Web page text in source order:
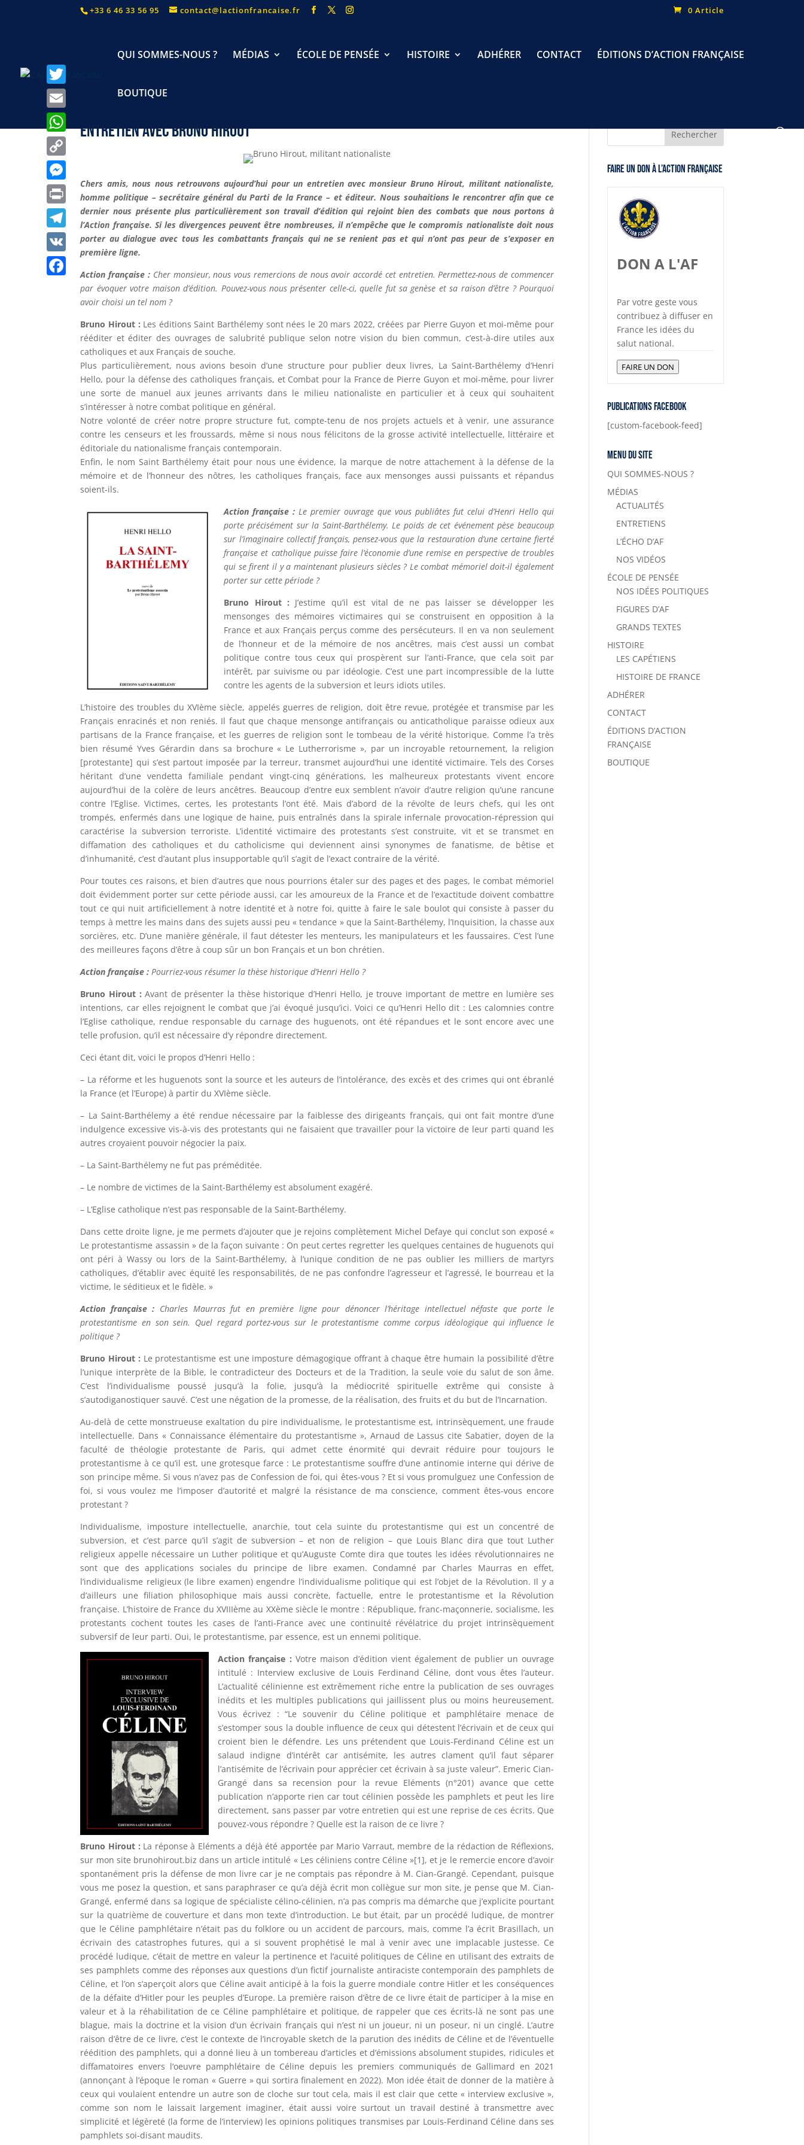
+33 6 46 33 56 95 contact@lactionfrancaise.fr 0 Article
QUI SOMMES-NOUS ? MÉDIAS ÉCOLE DE PENSÉE HISTOIRE ADHÉRER CONTACT ÉDITIONS D’ACTION FRANÇAISE
BOUTIQUE
Entretien avec Bruno HIROUT
Chers amis, nous nous retrouvons aujourd’hui pour un entretien avec monsieur Bruno Hirout, militant nationaliste,
homme politique – secrétaire général du Parti de la France – et éditeur. Nous souhaitions le rencontrer afin que ce
dernier nous présente plus particulièrement son travail d’édition qui rejoint bien des combats que nous portons à
l’Action française. Si les divergences peuvent être nombreuses, il n’empêche que le compromis nationaliste doit nous
porter au dialogue avec tous les combattants français qui ne se renient pas et qui n’ont pas peur de s’exposer en
première ligne.
Action française :Cher monsieur, nous vous remercions de nous avoir accordé cet entretien. Permettez-nous de commencer
par évoquer votre maison d’édition. Pouvez-vous nous présenter celle-ci, quelle fut sa genèse et sa raison d’être ? Pourquoi
avoir choisi un tel nom ?
Bruno Hirout : Les éditions Saint Barthélemy sont nées le 20 mars 2022, créées par Pierre Guyon et moi-même pour
rééditer et éditer des ouvrages de salubrité publique selon notre vision du bien commun, c’est-à-dire utiles aux
catholiques et aux Français de souche.
Plus particulièrement, nous avions besoin d’une structure pour publier deux livres, La Saint-Barthélemy d’Henri
Hello, pour la défense des catholiques français, et Combat pour la France de Pierre Guyon et moi-même, pour livrer
une sorte de manuel aux jeunes arrivants dans le milieu nationaliste en particulier et à ceux qui souhaitent
s’intéresser à notre combat politique en général.
Notre volonté de créer notre propre structure fut, compte-tenu de nos projets actuels et à venir, une assurance
contre les censeurs et les froussards, même si nous nous félicitons de la grosse activité intellectuelle, littéraire et
éditoriale du nationalisme français contemporain.
Enfin, le nom Saint Barthélemy était pour nous une évidence, la marque de notre attachement à la défense de la
mémoire et de l’honneur des nôtres, les catholiques français, face aux mensonges aussi puissants et répandus
soient-ils.
Action française : Le premier ouvrage que vous publiâtes fut celui d’Henri Hello qui
porte précisément sur la Saint-Barthélemy. Le poids de cet événement pèse beaucoup
sur l’imaginaire collectif français, pensez-vous que la restauration d’une certaine fierté
française et catholique puisse faire l’économie d’une remise en perspective de troubles
qui se firent il y a maintenant plusieurs siècles ? Le combat mémoriel doit-il également
porter sur cette période ?
Bruno Hirout : J’estime qu’il est vital de ne pas laisser se développer les
mensonges des mémoires victimaires qui se construisent en opposition à la
France et aux Français perçus comme des persécuteurs. Il en va non seulement
de l’honneur et de la mémoire de nos ancêtres, mais c’est aussi un combat
politique contre tous ceux qui prospèrent sur l’anti-France, que cela soit par
intérêt, par suivisme ou par idéologie. C’est une part incompressible de la lutte
contre les agents de la subversion et leurs idiots utiles.
L’histoire des troubles du XVIème siècle, appelés guerres de religion, doit être revue, protégée et transmise par les
Français enracinés et non reniés. Il faut que chaque mensonge antifrançais ou anticatholique paraisse odieux aux
partisans de la France française, et les guerres de religion sont le tombeau de la vérité historique. Comme l’a très
bien résumé Yves Gérardin dans sa brochure « Le Lutherrorisme », par un incroyable retournement, la religion
[protestante] qui s’est partout imposée par la terreur, transmet aujourd’hui une identité victimaire. Tels des Corses
héritant d’une vendetta familiale pendant vingt-cinq générations, les malheureux protestants vivent encore
aujourd’hui de la colère de leurs ancêtres. Beaucoup d’entre eux semblent n’avoir d’autre religion qu’une rancune
contre l’Eglise. Victimes, certes, les protestants l’ont été. Mais d’abord de la révolte de leurs chefs, qui les ont
trompés, enfermés dans une logique de haine, puis entraînés dans la spirale infernale provocation-répression qui
caractérise la subversion terroriste. L’identité victimaire des protestants s’est construite, vit et se transmet en
diffamation des catholiques et du catholicisme qui deviennent ainsi synonymes de fanatisme, de bêtise et
d’inhumanité, c’est d’autant plus insupportable qu’il s’agit de l’exact contraire de la vérité.
Pour toutes ces raisons, et bien d’autres que nous pourrions étaler sur des pages et des pages, le combat mémoriel
doit évidemment porter sur cette période aussi, car les amoureux de la France et de l’exactitude doivent combattre
tout ce qui nuit artificiellement à notre identité et à notre foi, quitte à faire le sale boulot qui consiste à passer du
temps à mettre les mains dans des sujets aussi peu « tendance » que la Saint-Barthélemy, l’Inquisition, la chasse aux
sorcières, etc. D’une manière générale, il faut détester les menteurs, les manipulateurs et les faussaires. C’est l’une
des meilleures façons d’être à coup sûr un bon Français et un bon chrétien.
Action française : Pourriez-vous résumer la thèse historique d’Henri Hello ?
Bruno Hirout : Avant de présenter la thèse historique d’Henri Hello, je trouve important de mettre en lumière ses
intentions, car elles rejoignent le combat que j’ai évoqué jusqu’ici. Voici ce qu’Henri Hello dit : Les calomnies contre
l’Eglise catholique, rendue responsable du carnage des huguenots, ont été répandues et le sont encore avec une
telle profusion, qu’il est nécessaire d’y répondre directement.
Ceci étant dit, voici le propos d’Henri Hello :
– La réforme et les huguenots sont la source et les auteurs de l’intolérance, des excès et des crimes qui ont ébranlé
la France (et l’Europe) à partir du XVIème siècle.
– La Saint-Barthélemy a été rendue nécessaire par la faiblesse des dirigeants français, qui ont fait montre d’une
indulgence excessive vis-à-vis des protestants qui ne faisaient que travailler pour la victoire de leur parti quand les
autres croyaient pouvoir négocier la paix.
– La Saint-Barthélemy ne fut pas préméditée.
– Le nombre de victimes de la Saint-Barthélemy est absolument exagéré.
– L’Eglise catholique n’est pas responsable de la Saint-Barthélemy.
Dans cette droite ligne, je me permets d’ajouter que je rejoins complètement Michel Defaye qui conclut son exposé «
Le protestantisme assassin » de la façon suivante : On peut certes regretter les quelques centaines de huguenots qui
ont péri à Wassy ou lors de la Saint-Barthélemy, à l’unique condition de ne pas oublier les milliers de martyrs
catholiques, d’établir avec équité les responsabilités, de ne pas confondre l’agresseur et l’agressé, le bourreau et la
victime, le séditieux et le fidèle. »
Action française : Charles Maurras fut en première ligne pour dénoncer l’héritage intellectuel néfaste que porte le
protestantisme en son sein. Quel regard portez-vous sur le protestantisme comme corpus idéologique qui influence le
politique ?
Bruno Hirout : Le protestantisme est une imposture démagogique offrant à chaque être humain la possibilité d’être
l’unique interprète de la Bible, le contradicteur des Docteurs et de la Tradition, la seule voie du salut de son âme.
C’est l’individualisme poussé jusqu’à la folie, jusqu’à la médiocrité spirituelle extrême qui consiste à
s’autodiganostiquer sauvé. C’est une négation de la promesse, de la réalisation, des fruits et du but de l’Incarnation.
Au-delà de cette monstrueuse exaltation du pire individualisme, le protestantisme est, intrinsèquement, une fraude
intellectuelle. Dans « Connaissance élémentaire du protestantisme », Arnaud de Lassus cite Sabatier, doyen de la
faculté de théologie protestante de Paris, qui admet cette énormité qui devrait réduire pour toujours le
protestantisme à ce qu’il est, une grotesque farce : Le protestantisme souffre d’une antinomie interne qui dérive de
son principe même. Si vous n’avez pas de Confession de foi, qui êtes-vous ? Et si vous promulguez une Confession de
foi, si vous voulez me l’imposer d’autorité et malgré la résistance de ma conscience, comment êtes-vous encore
protestant ?
Individualisme, imposture intellectuelle, anarchie, tout cela suinte du protestantisme qui est un concentré de
subversion, et c’est parce qu’il s’agit de subversion – et non de religion – que Louis Blanc dira que tout Luther
religieux appelle nécessaire un Luther politique et qu’Auguste Comte dira que toutes les idées révolutionnaires ne
sont que des applications sociales du principe de libre examen. Condamné par Charles Maurras en effet,
l’individualisme religieux (le libre examen) engendre l’individualisme politique qui est l’objet de la Révolution. Il y a
d’ailleurs une filiation philosophique mais aussi concrète, factuelle, entre le protestantisme et la Révolution
française. L’histoire de France du XVIIIème au XXème siècle le montre : République, franc-maçonnerie, socialisme, les
protestants cochent toutes les cases de l’anti-France avec une continuité révélatrice du projet intrinsèquement
subversif de leur parti. Oui, le protestantisme, par essence, est un ennemi politique.
Action française : Votre maison d’édition vient également de publier un ouvrage
intitulé : Interview exclusive de Louis Ferdinand Céline, dont vous êtes l’auteur.
L’actualité célinienne est extrêmement riche entre la publication de ses ouvrages
inédits et les multiples publications qui jaillissent plus ou moins heureusement.
Vous écrivez : “Le souvenir du Céline politique et pamphlétaire menace de
s’estomper sous la double influence de ceux qui détestent l’écrivain et de ceux qui
croient bien le défendre. Les uns prétendent que Louis-Ferdinand Céline est un
salaud indigne d’intérêt car antisémite, les autres clament qu’il faut séparer
l’antisémite de l’écrivain pour apprécier cet écrivain à sa juste valeur”. Emeric Cian-
Grangé dans sa recension pour la revue Eléments (n°201) avance que cette
publication n’apporte rien car tout célinien possède les pamphlets et peut les lire
directement, sans passer par votre entretien qui est une reprise de ces écrits. Que
pouvez-vous répondre ? Quelle est la raison de ce livre ?
Bruno Hirout : La réponse à Eléments a déjà été apportée par Mario Varraut, membre de la rédaction de Réflexions,
sur mon site brunohirout.biz dans un article intitulé « Les céliniens contre Céline »[1], et je le remercie encore d’avoir
spontanément pris la défense de mon livre car je ne comptais pas répondre à M. Cian-Grangé. Cependant, puisque
vous me posez la question, et sans paraphraser ce qu’a déjà écrit mon collègue sur mon site, je pense que M. Cian-
Grangé, enfermé dans sa logique de spécialiste célino-célinien, n’a pas compris ma démarche que j’explicite pourtant
sur la quatrième de couverture et dans mon texte d’introduction. Le but était, par un procédé ludique, de montrer
que le Céline pamphlétaire n’était pas du folklore ou un accident de parcours, mais, comme l’a écrit Brasillach, un
écrivain des catastrophes futures, qui a si souvent prophétisé le mal à venir avec une implacable justesse. Ce
procédé ludique, c’était de mettre en valeur la pertinence et l’acuité politiques de Céline en utilisant des extraits de
ses pamphlets comme des réponses aux questions d’un fictif journaliste antiraciste contemporain des pamphlets de
Céline, et l’on s’aperçoit alors que Céline avait anticipé à la fois la guerre mondiale contre Hitler et les conséquences
de la défaite d’Hitler pour les peuples d’Europe. La première raison d’être de ce livre était de participer à la mise en
valeur et à la réhabilitation de ce Céline pamphlétaire et politique, de rappeler que ces écrits-là ne sont pas une
blague, mais la doctrine et la vision d’un écrivain français qui n’est ni un joueur, ni un poseur, ni un cinglé. L’autre
raison d’être de ce livre, c’est le contexte de l’incroyable sketch de la parution des inédits de Céline et de l’éventuelle
réédition des pamphlets, qui a donné lieu à un tombereau d’articles et d’émissions absolument stupides, ridicules et
diffamatoires envers l’oeuvre pamphlétaire de Céline depuis les premiers communiqués de Gallimard en 2021
(annonçant à l’époque le roman « Guerre » qui sortira finalement en 2022). Mon idée était de donner de la matière à
ceux qui voulaient entendre un autre son de cloche sur tout cela, mais il est clair que cette « interview exclusive »,
comme son nom le laissait largement imaginer, était aussi voire surtout un travail destiné à transmettre avec
simplicité et légèreté (la forme de l’interview) les opinions politiques transmises par Louis-Ferdinand Céline dans ses
pamphlets soi-disant maudits.
T
w
i
t
t
e
r
E
m
a
W
h
a
t
s
A
p
p
C
o
p
y
L
i
M
e
s
e
P
r
i
n
T
e
l
V
Faire un don à l’Action Française
DON A L'AF
Par votre geste vous
contribuez à diffuser en
France les idées du
salut national.
FAIRE UN DON
Publications Facebook
[custom-facebook-feed]
Menu du site
QUI SOMMES-NOUS ?
MÉDIAS
ACTUALITÉS
ENTRETIENS
L’ÉCHO D’AF
NOS VIDÉOS
ÉCOLE DE PENSÉE
NOS IDÉES POLITIQUES
FIGURES D’AF
GRANDS TEXTES
HISTOIRE
LES CAPÉTIENS
HISTOIRE DE FRANCE
ADHÉRER
CONTACT
ÉDITIONS D’ACTION
FRANÇAISE
BOUTIQUE